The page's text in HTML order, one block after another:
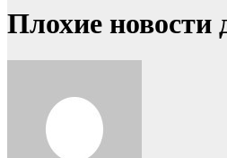
Плохие